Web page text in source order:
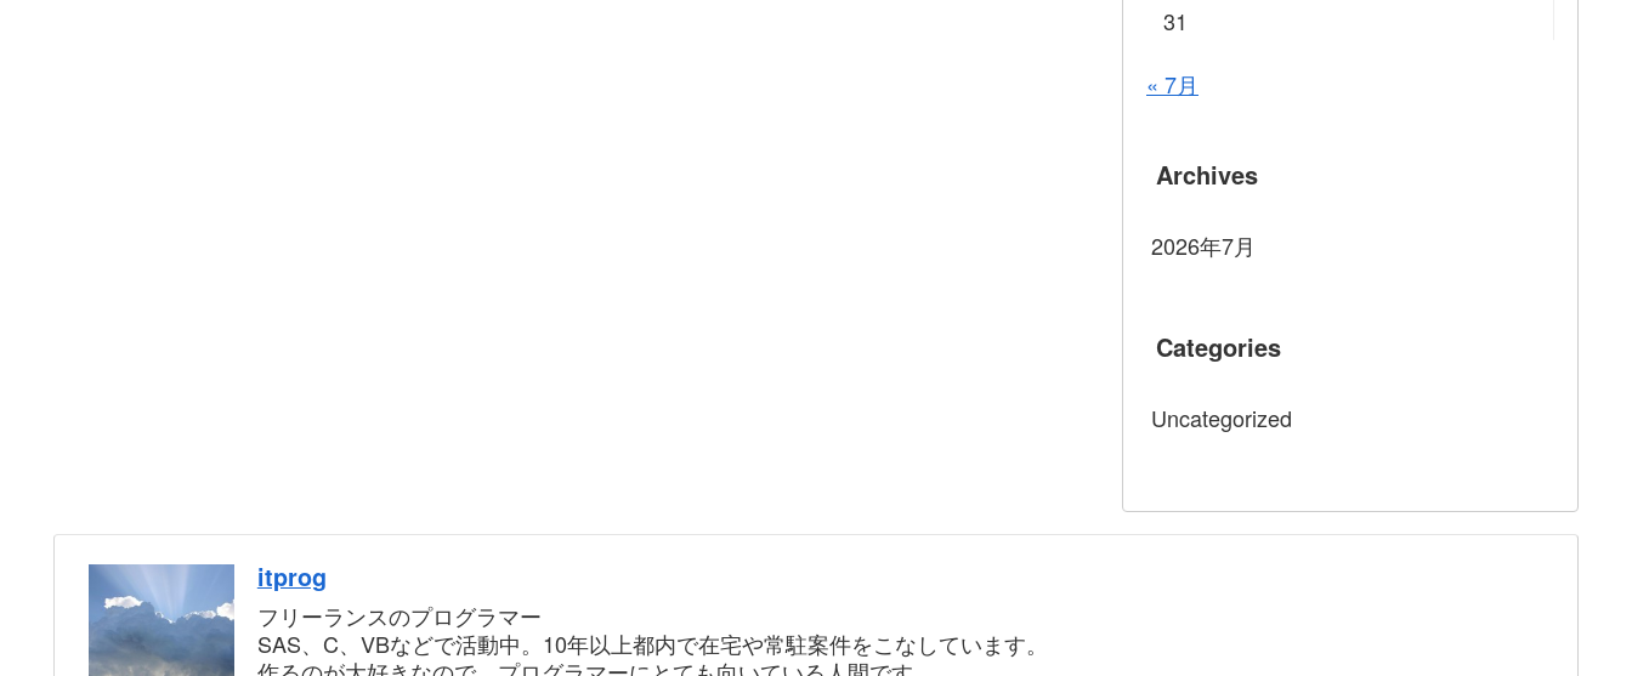
31
« 7月
Archives
2026年7月
Categories
Uncategorized
itprog
フリーランスのプログラマー
SAS、C、VBなどで活動中。10年以上都内で在宅や常駐案件をこなしています。